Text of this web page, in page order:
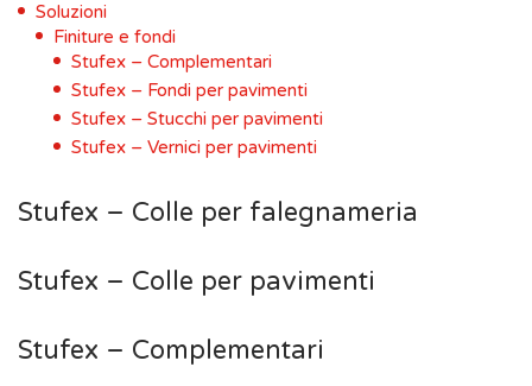
Soluzioni
Finiture e fondi
Stufex – Complementari
Stufex – Fondi per pavimenti
Stufex – Stucchi per pavimenti
Stufex – Vernici per pavimenti
Stufex – Colle per falegnameria
Stufex – Colle per pavimenti
Stufex – Complementari